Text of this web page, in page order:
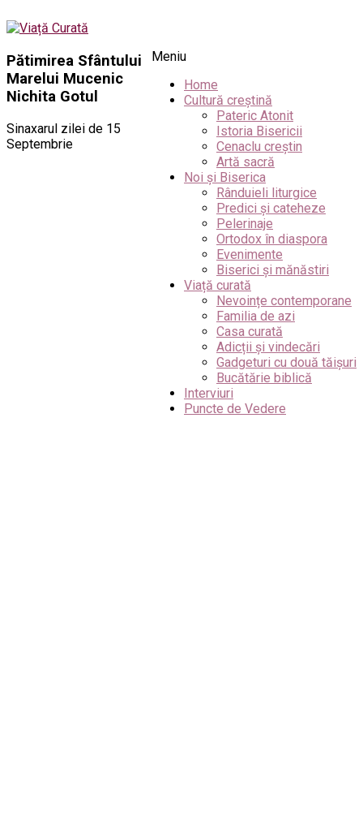
Meniu
Home
Cultură creștină
Pateric Atonit
Istoria Bisericii
Cenaclu creștin
Artă sacră
Noi și Biserica
Rânduieli liturgice
Predici și cateheze
Pelerinaje
Ortodox în diaspora
Evenimente
Biserici și mănăstiri
Viață curată
Nevoințe contemporane
Familia de azi
Casa curată
Adicții și vindecări
Gadgeturi cu două tăișuri
Bucătărie biblică
Interviuri
Puncte de Vedere
Pătimirea Sfântului
Marelui Mucenic
Nichita Gotul
Sinaxarul zilei de 15
Septembrie